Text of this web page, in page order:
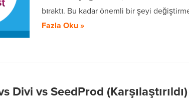
bıraktı. Bu kadar önemli bir şeyi
Fazla Oku »
Divi vs SeedProd